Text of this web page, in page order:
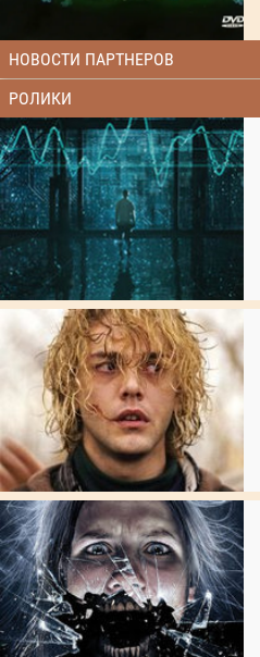
НОВОСТИ ПАРТНЕРОВ
РОЛИКИ